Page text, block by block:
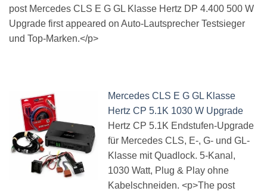
post Mercedes CLS E G GL Klasse Hertz DP 4.400 500 W
Upgrade first appeared on Auto-Lautsprecher Testsieger
und Top-Marken.</p>
Mercedes CLS E G GL Klasse
Hertz CP 5.1K 1030 W Upgrade
Hertz CP 5.1K Endstufen-Upgrade
für Mercedes CLS, E-, G- und GL-
Klasse mit Quadlock. 5-Kanal,
1030 Watt, Plug & Play ohne
Kabelschneiden. <p>The post